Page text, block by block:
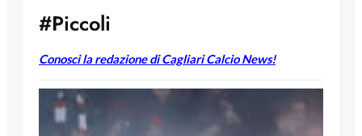
#Piccoli
Conosci la redazione di Cagliari Calcio News!